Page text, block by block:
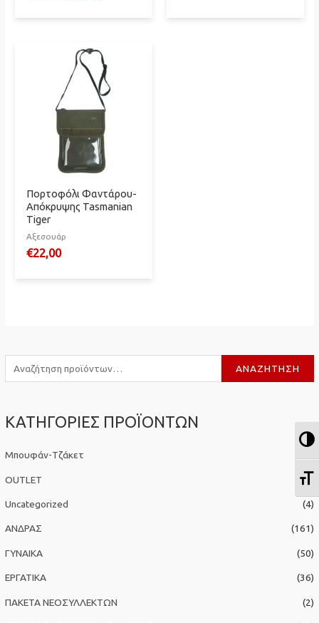
ν
ζ
τ
η
ι
α
ΑΝΑΖΉΤΗΣΗ
ΚΑΤΗΓΟΡΙΕΣ ΠΡΟΪΟΝΤΩΝ
Μπουφάν-Τζάκετ
OUTLET (14)
Uncategorized (4)
ΑΝΔΡΑΣ (161)
ΓΥΝΑΙΚΑ (50)
ΕΡΓΑΤΙΚΑ (36)
ΠΑΚΕΤΑ ΝΕΟΣΥΛΛΕΚΤΩΝ (2)
was:
τιμή
€50,00.
Πορτοφόλι Φαντάρου-
Απόκρυψης Tasmanian
Tiger
Αξεσουάρ
€22,00